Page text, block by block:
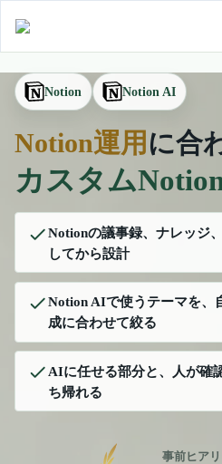
Notion Notion AI
Notion運用 に合
カスタム
Notionの議事録、ナレッジ
してから設計
Notion AIで使うテーマを、
成に合わせて絞る
AIに任せる部分と、人が確
ち帰れる
事前ヒア